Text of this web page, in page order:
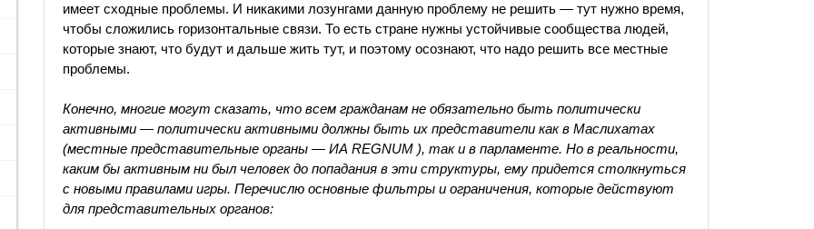
имеет сходные проблемы. И никакими лозунгами данную проблему не решить — тут нужно время,
чтобы сложились горизонтальные связи. То есть стране нужны устойчивые сообщества людей,
которые знают, что будут и дальше жить тут, и поэтому осознают, что надо решить все местные
проблемы.
Конечно, многие могут сказать, что всем гражданам не обязательно быть политически
активными — политически активными должны быть их представители как в Маслихатах
(местные представительные органы — ИА REGNUM ), так и в парламенте. Но в реальности,
каким бы активным ни был человек до попадания в эти структуры, ему придется столкнуться
с новыми правилами игры. Перечислю основные фильтры и ограничения, которые действуют
для представительных органов: